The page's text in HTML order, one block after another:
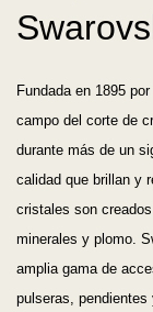
Fundada en 1895
campo del corte de
durante más de un
calidad que brillan y
cristales son
minerales y plomo.
amplia gama de
pulseras, pendientes